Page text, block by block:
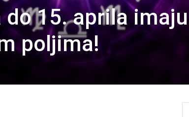
15. aprila imaju
poljima!